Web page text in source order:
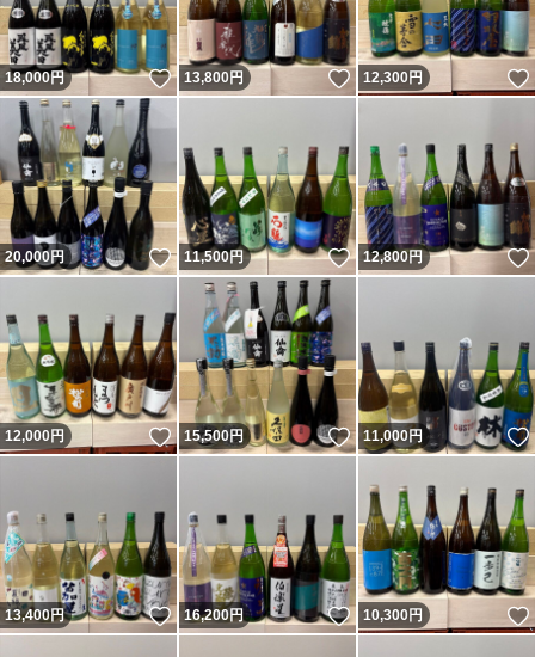
18,000円 いいね！
13,800円 いいね！
12,300円
20,000円 いいね！
11,500円 いいね！
12,800円
12,000円 いいね！
15,500円 いいね！
11,000円
13,400円 いいね！
16,200円 いいね！
10,300円